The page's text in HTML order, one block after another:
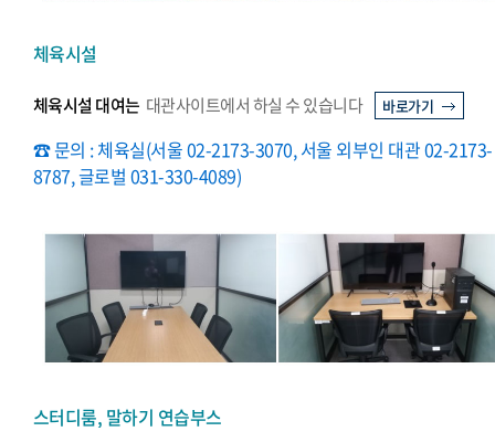
체육시설
체육시설 대여는 대관사이트에서 하실 수 있습니다 바로가기
☎ 문의 : 체육실(서울 02-2173-3070, 서울 외부인 대관 02-2173-
8787, 글로벌 031-330-4089)
스터디룸, 말하기 연습부스